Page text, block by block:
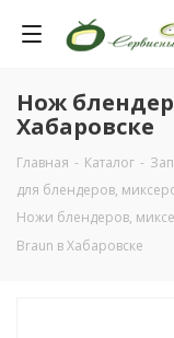
Нож
Хабаровске
Главная - Каталог -
для блендеров,
Ножи блендеров,
Braun в Хабаровске